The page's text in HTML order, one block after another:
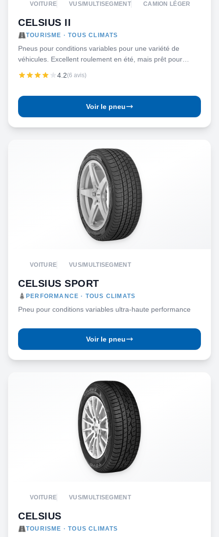
VOITURE VUS/MULTISEGMENT CAMION LÉGER
CELSIUS II
TOURISME · TOUS CLIMATS
Pneus pour conditions variables pour une variété de
véhicules. Excellent roulement en été, mais prêt pour
4.2(6 avis)
Voir le pneu
VOITURE VUS/MULTISEGMENT
CELSIUS SPORT
PERFORMANCE · TOUS CLIMATS
Pneu pour conditions variables ultra-haute performance
Voir le pneu
VOITURE VUS/MULTISEGMENT
CELSIUS
TOURISME · TOUS CLIMATS